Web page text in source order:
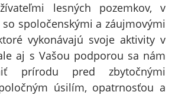
lesných pozemkov, v
spoločenskými a záujmovými
vykonávajú svoje aktivity v
aj s Vašou podporou sa nám
prírodu pred zbytočnými
úsilím, opatrnosťou a